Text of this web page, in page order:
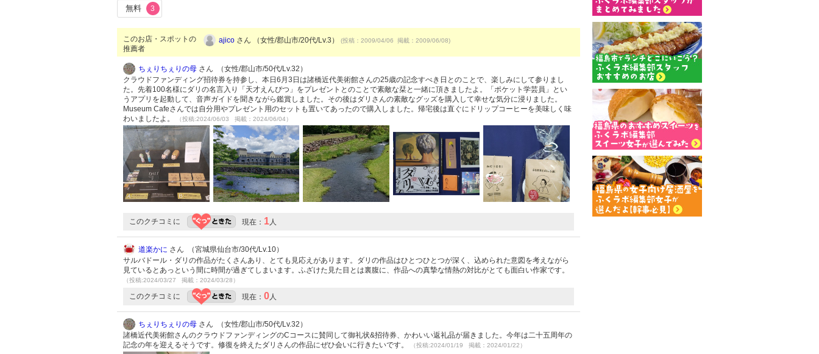
無料 3
このお店・スポットの
推薦者
ajico さん （女性/郡山市/20代/Lv.3） (投稿：2009/04/06 掲載：2009/06/08)
ちぇりちぇりの母 さん （女性/郡山市/50代/Lv.32）
クラウドファンディング招待券を持参し、本日6月3日は諸橋近代美術館さんの25歳の記念すべき日とのことで、楽しみにして参りまし
た。先着100名様にダリの名言入り「天才えんぴつ」をプレゼントとのことで素敵な栞と一緒に頂きましたよ。「ポケット学芸員」とい
うアプリを起動して、音声ガイドを聞きながら鑑賞しました。その後はダリさんの素敵なグッズを購入して幸せな気分に浸りました。
Museum Cafeさんでは自分用やプレゼント用のセットも置いてあったので購入しました。帰宅後は直ぐにドリップコーヒーを美味しく味
わいましたよ。
（投稿:2024/06/03 掲載：2024/06/04）
このクチコミに 現在： 1人
道楽かに さん （宮城県仙台市/30代/Lv.10）
サルバドール・ダリの作品がたくさんあり、とても見応えがあります。ダリの作品はひとつひとつが深く、込められた意図を考えながら
見ているとあっという間に時間が過ぎてしまいます。ふざけた見た目とは裏腹に、作品への真摯な情熱の対比がとても面白い作家です。
（投稿:2024/03/27 掲載：2024/03/28）
このクチコミに 現在： 0人
ちぇりちぇりの母 さん （女性/郡山市/50代/Lv.32）
諸橋近代美術館さんのクラウドファンディングのCコースに賛同して御礼状&招待券、かわいい返礼品が届きました。今年は二十五周年の
記念の年を迎えるそうです。修復を終えたダリさんの作品にぜひ会いに行きたいです。
（投稿:2024/01/19 掲載：2024/01/22）